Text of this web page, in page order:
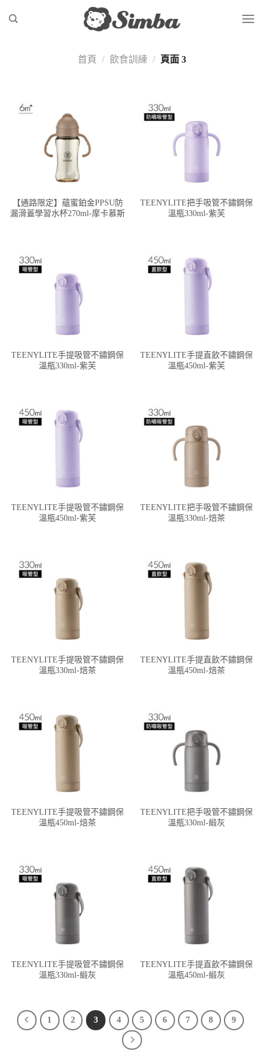
首頁 / 飲食訓練 / 頁面 3
【通路限定】蘊蜜鉑金PPSU防
漏滑蓋學習水杯270ml-摩卡慕斯
TEENYLITE把手吸管不鏽鋼保
溫瓶330ml-紫芙
TEENYLITE手提吸管不鏽鋼保
溫瓶330ml-紫芙
TEENYLITE手提直飲不鏽鋼保
溫瓶450ml-紫芙
TEENYLITE手提吸管不鏽鋼保
溫瓶450ml-紫芙
TEENYLITE把手吸管不鏽鋼保
溫瓶330ml-焙茶
TEENYLITE手提吸管不鏽鋼保
溫瓶330ml-焙茶
TEENYLITE手提直飲不鏽鋼保
溫瓶450ml-焙茶
TEENYLITE手提吸管不鏽鋼保
溫瓶450ml-焙茶
TEENYLITE把手吸管不鏽鋼保
溫瓶330ml-緞灰
TEENYLITE手提吸管不鏽鋼保
溫瓶330ml-緞灰
TEENYLITE手提直飲不鏽鋼保
溫瓶450ml-緞灰
1 2 3 4 5 6 7 8 9